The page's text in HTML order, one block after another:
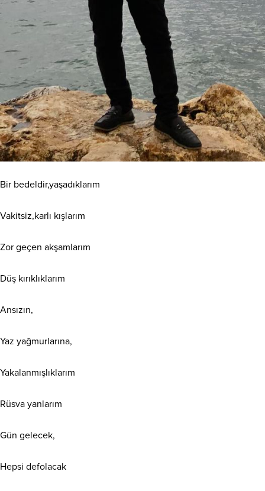
Bir bedeldir,yaşadıklarım
Vakitsiz,karlı kışlarım
Zor geçen akşamlarım
Düş kırıklıklarım
Ansızın,
Yaz yağmurlarına,
Yakalanmışlıklarım
Rüsva yanlarım
Gün gelecek,
Hepsi defolacak